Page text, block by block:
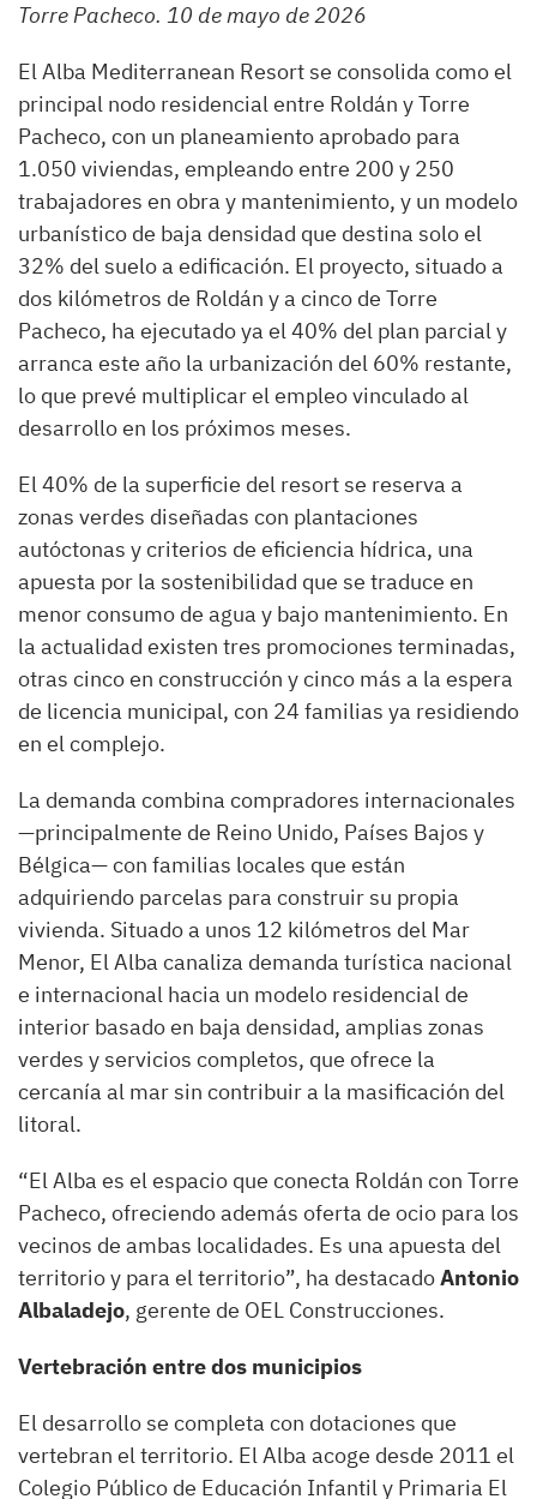
Torre Pacheco. 10 de mayo de 2026
El Alba Mediterranean Resort se consolida como el
principal nodo residencial entre Roldán y Torre
Pacheco, con un planeamiento aprobado para
1.050 viviendas, empleando entre 200 y 250
trabajadores en obra y mantenimiento, y un modelo
urbanístico de baja densidad que destina solo el
32% del suelo a edificación. El proyecto, situado a
dos kilómetros de Roldán y a cinco de Torre
Pacheco, ha ejecutado ya el 40% del plan parcial y
arranca este año la urbanización del 60% restante,
lo que prevé multiplicar el empleo vinculado al
desarrollo en los próximos meses.
El 40% de la superficie del resort se reserva a
zonas verdes diseñadas con plantaciones
autóctonas y criterios de eficiencia hídrica, una
apuesta por la sostenibilidad que se traduce en
menor consumo de agua y bajo mantenimiento. En
la actualidad existen tres promociones terminadas,
otras cinco en construcción y cinco más a la espera
de licencia municipal, con 24 familias ya residiendo
en el complejo.
La demanda combina compradores internacionales
—principalmente de Reino Unido, Países Bajos y
Bélgica— con familias locales que están
adquiriendo parcelas para construir su propia
vivienda. Situado a unos 12 kilómetros del Mar
Menor, El Alba canaliza demanda turística nacional
e internacional hacia un modelo residencial de
interior basado en baja densidad, amplias zonas
verdes y servicios completos, que ofrece la
cercanía al mar sin contribuir a la masificación del
litoral.
“El Alba es el espacio que conecta Roldán con Torre
Pacheco, ofreciendo además oferta de ocio para los
vecinos de ambas localidades. Es una apuesta del
territorio y para el territorio”, ha destacadoAntonio
Albaladejo, gerente de OEL Construcciones.
Vertebración entre dos municipios
El desarrollo se completa con dotaciones que
vertebran el territorio. El Alba acoge desde 2011 el
Colegio Público de Educación Infantil y Primaria El